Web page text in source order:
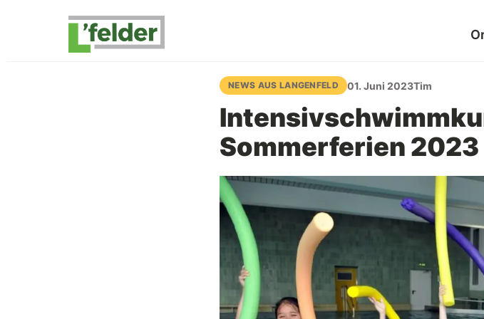
NEWS AUS LANGENFELD 01. Juni 2023Tim
Sommerferien 2023